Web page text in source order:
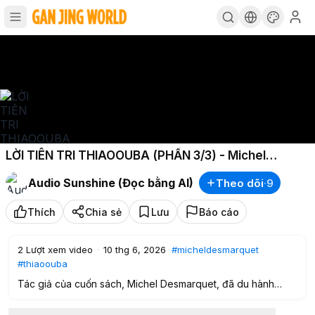
LỜI TIÊN TRI THIAOOUBA (PHẦN 3/3) - Michel
Desmarquet
Audio Sunshine (Đọc bằng AI)
Theo dõi·9
Thích Chia sẻ Lưu Báo cáo
2 Lượt xem video · 10 thg 6, 2026 #micheldesmarquet
#thiaoouba
Tác giả của cuốn sách, Michel Desmarquet, đã du hành